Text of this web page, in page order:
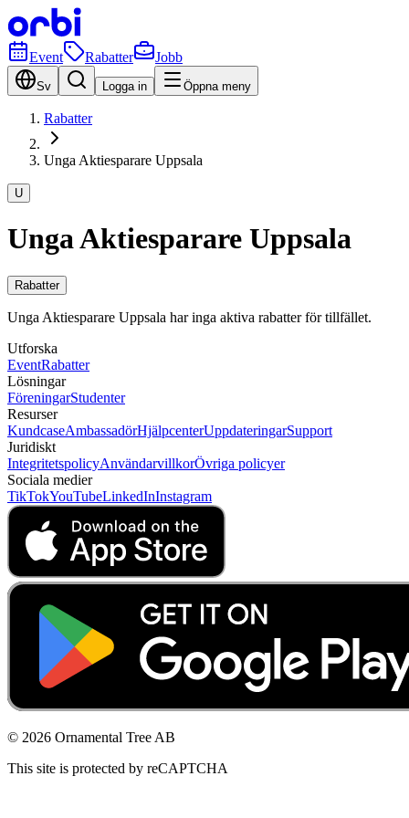
Event Rabatter Jobb
Sv Logga in Öppna meny
Rabatter
Unga Aktiesparare Uppsala
U
Unga Aktiesparare Uppsala
Rabatter
Unga Aktiesparare Uppsala har inga aktiva rabatter för tillfället.
Utforska
EventRabatter
Lösningar
FöreningarStudenter
Resurser
KundcaseAmbassadörHjälpcenterUppdateringarSupport
Juridiskt
IntegritetspolicyAnvändarvillkorÖvriga policyer
Sociala medier
TikTokYouTubeLinkedInInstagram
© 2026 Ornamental Tree AB
This site is protected by reCAPTCHA